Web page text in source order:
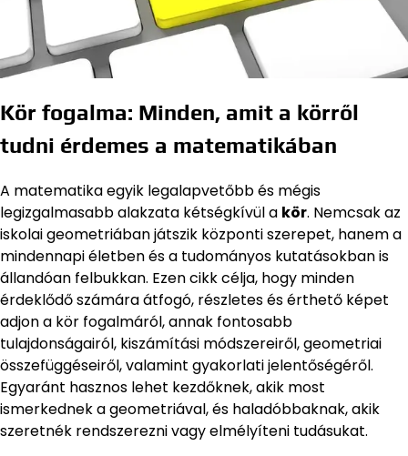
Kör fogalma: Minden, amit a körről
tudni érdemes a matematikában
A matematika egyik legalapvetőbb és mégis
legizgalmasabb alakzata kétségkívül a kör. Nemcsak az
iskolai geometriában játszik központi szerepet, hanem a
mindennapi életben és a tudományos kutatásokban is
állandóan felbukkan. Ezen cikk célja, hogy minden
érdeklődő számára átfogó, részletes és érthető képet
adjon a kör fogalmáról, annak fontosabb
tulajdonságairól, kiszámítási módszereiről, geometriai
összefüggéseiről, valamint gyakorlati jelentőségéről.
Egyaránt hasznos lehet kezdőknek, akik most
ismerkednek a geometriával, és haladóbbaknak, akik
szeretnék rendszerezni vagy elmélyíteni tudásukat.